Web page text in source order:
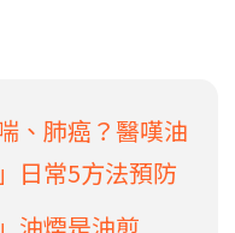
、肺癌？醫嘆油
日常5方法預防